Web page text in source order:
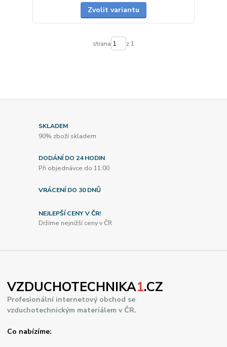
Zvolit variantu
strana z 1
SKLADEM
90% zboží skladem
DODÁNÍ DO 24 HODIN
Při objednávce do 11:00
VRÁCENÍ DO 30 DNŮ
NEJLEPŠÍ CENY V ČR!
Držíme nejnižší ceny v ČR
VZDUCHOTECHNIKA1.CZ
Profesionální internetový obchod se
vzduchotechnickým materiálem v ČR.
Co nabízíme: